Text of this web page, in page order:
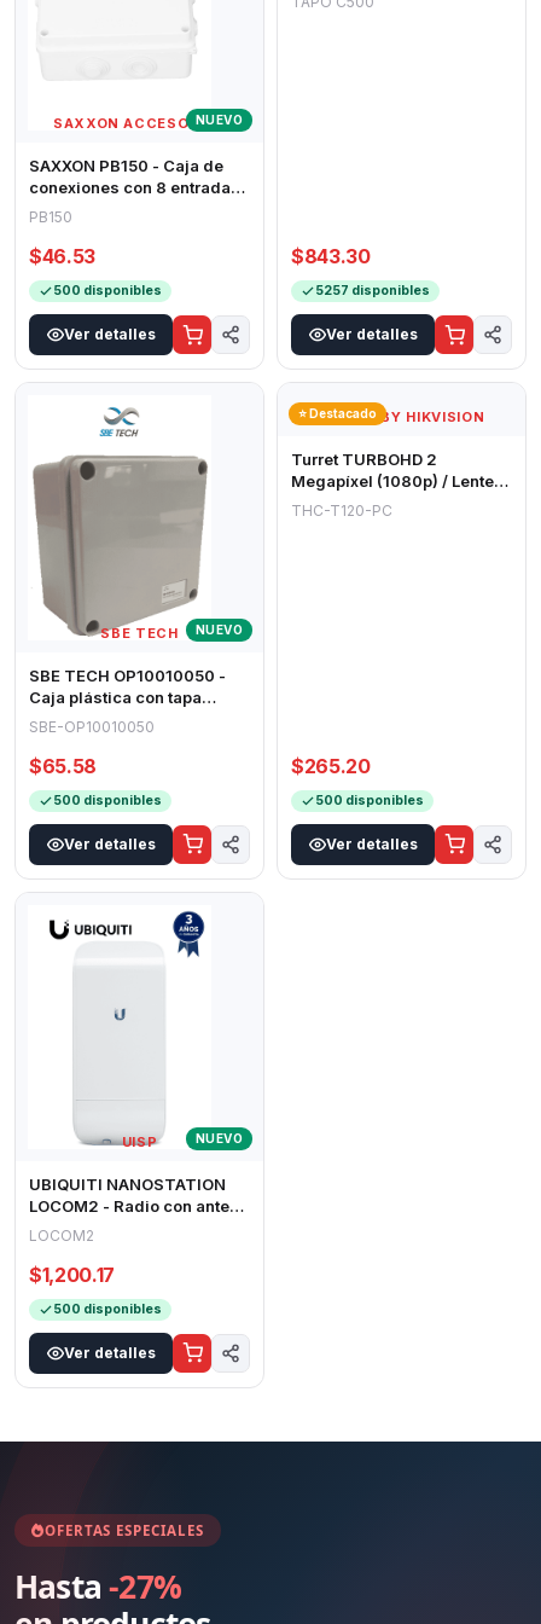
NUEVO
SAXXON ACCESORIOS
SAXXON PB150 - Caja de
conexiones con 8 entradas /
PVC libre de halógenos /
PB150
$46.53
500 disponibles
Ver detalles
$843.30
5257 disponibles
Ver detalles
NUEVO
SBE TECH
SBE TECH OP10010050 -
Caja plástica con tapa
opaca de 10x10x5 cm
SBE-OP10010050
$65.58
500 disponibles
Ver detalles
⭐ Destacado
HILOOK BY HIKVISION
Turret TURBOHD 2
Megapíxel (1080p) / Lente
2.8 mm / 20 mts IR EXIR / 4
THC-T120-PC
$265.20
500 disponibles
Ver detalles
NUEVO
UISP
UBIQUITI NANOSTATION
LOCOM2 - Radio con antena
integrada Airmax 2.4GHz
LOCOM2
$1,200.17
500 disponibles
Ver detalles
OFERTAS ESPECIALES
Hasta-27%